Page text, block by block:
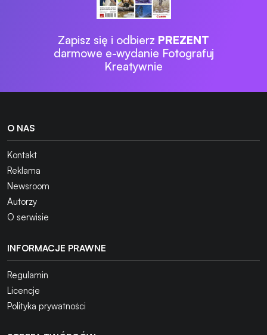
Zapisz się i odbierz PREZENT
darmowe e-wydanie Fotografuj
Kreatywnie
O NAS
Kontakt
Reklama
Newsroom
Autorzy
O serwisie
INFORMACJE PRAWNE
Regulamin
Licencje
Polityka prywatności